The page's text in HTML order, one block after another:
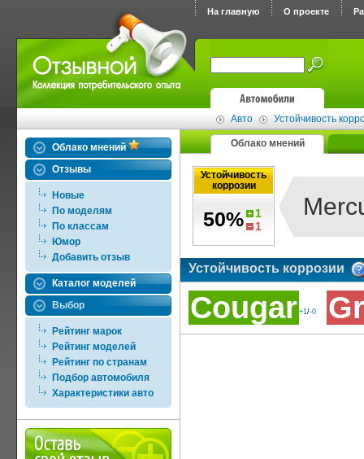
На главную О проекте
Авто Устойчивость
Облако мнений
Отзывы
Новые
По моделям
По классам
Юмор
Добавить отзыв
Каталог моделей
Выбор
Рейтинг марок
Рейтинг моделей
Рейтинг по странам
Подбор автомобиля
Характеристики авто
Облако мнений
Устойчивость
коррозии
50%
1
1
Устойчивость коррозии
Cougar +1/-0